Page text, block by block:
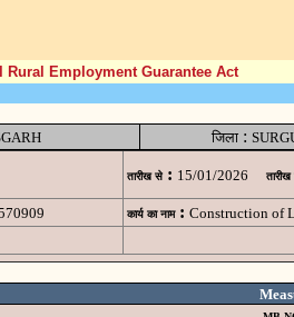
Rural Employment Guarantee Act
जिला:
तारीख से : 15/01/2026 तारीख
कार्य का नाम : Construction of